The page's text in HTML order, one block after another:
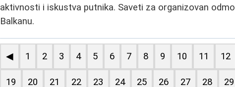
aktivnosti i iskustva putnika. Saveti za organizovan
Balkanu.
◀ 1 2 3 4 5 6 7 8 9 10 11 12
19 20 21 22 23 24 25 26 27 28 29